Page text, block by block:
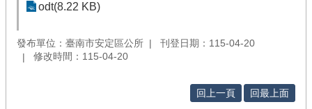
odt(8.22 KB)
發布單位：臺南市安定區公所
刊登日期：115-04-20
修改時間：115-04-20
回上一頁 回最上面